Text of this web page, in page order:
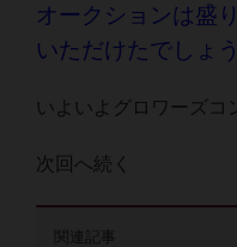
オークションは盛
いただけたでしょ
いよいよグロワーズコ
次回へ続く
関連記事